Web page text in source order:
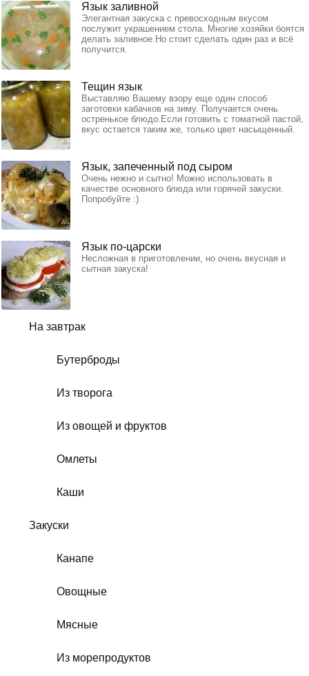
На завтрак
Бутерброды
Из творога
Из овощей и фруктов
Омлеты
Каши
Закуски
Канапе
Овощные
Мясные
Из морепродуктов
Язык заливной
Элегантная закуска с превосходным вкусом
послужит украшением стола. Многие хозяйки боятся
делать заливное.Но стоит сделать один раз и всё
получится.
Тещин язык
Выставляю Вашему взору еще один способ
заготовки кабачков на зиму. Получается очень
остренькое блюдо.Если готовить с томатной пастой,
вкус остается таким же, только цвет насыщенный.
Язык, запеченный под сыром
Очень нежно и сытно! Можно использовать в
качестве основного блюда или горячей закуски.
Попробуйте :)
Язык по-царски
Несложная в приготовлении, но очень вкусная и
сытная закуска!